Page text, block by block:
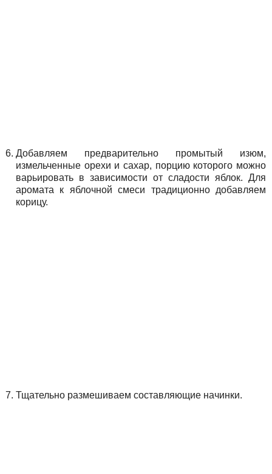
Добавляем предварительно промытый изюм,
измельченные орехи и сахар, порцию которого можно
варьировать в зависимости от сладости яблок. Для
аромата к яблочной смеси традиционно добавляем
корицу.
Тщательно размешиваем составляющие начинки.